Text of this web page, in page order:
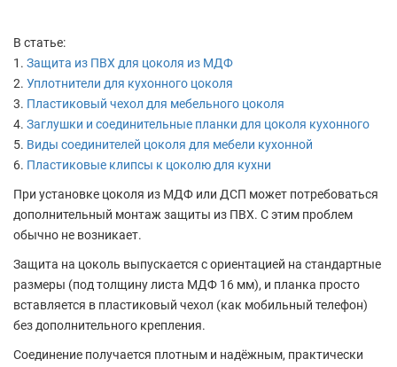
В статье:
Защита из ПВХ для цоколя из МДФ
Уплотнители для кухонного цоколя
Пластиковый чехол для мебельного цоколя
Заглушки и соединительные планки для цоколя кухонного
Виды соединителей цоколя для мебели кухонной
Пластиковые клипсы к цоколю для кухни
При установке цоколя из МДФ или ДСП может потребоваться
дополнительный монтаж защиты из ПВХ. С этим проблем
обычно не возникает.
Защита на цоколь выпускается с ориентацией на стандартные
размеры (под толщину листа МДФ 16 мм), и планка просто
вставляется в пластиковый чехол (как мобильный телефон)
без дополнительного крепления.
Соединение получается плотным и надёжным, практически